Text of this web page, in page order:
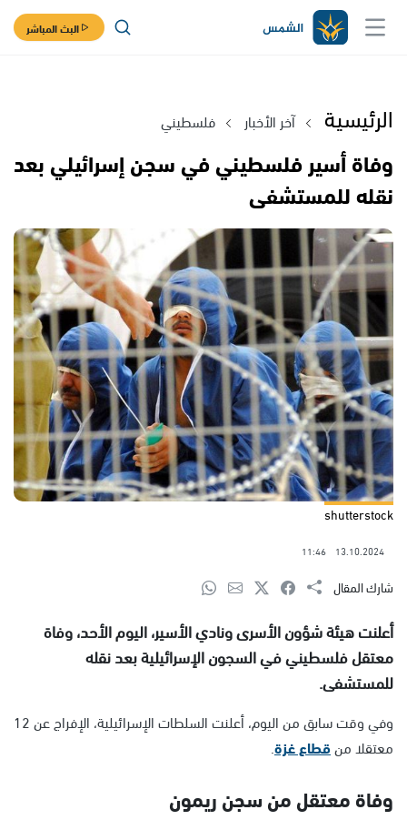
البث المباشر
الرئيسية آخر الأخبار فلسطيني
وفاة أسير فلسطيني في سجن إسرائيلي بعد
نقله للمستشفى
shutterstock
13.10.2024
11:46
شارك المقال
أعلنت هيئة شؤون الأسرى ونادي الأسير، اليوم الأحد، وفاة
معتقل فلسطيني في السجون الإسرائيلية بعد نقله
للمستشفى.
وفي وقت سابق من اليوم، أعلنت السلطات الإسرائيلية، الإفراج عن 12
معتقلا منقطاع غزة.
وفاة معتقل من سجن ريمون